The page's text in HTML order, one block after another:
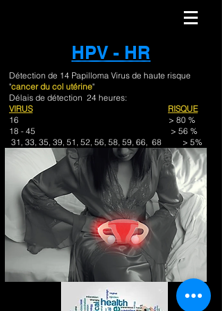
HPV - HR
Détection de 14 Papilloma Virus de haute risque
"cancer du col utérine"
Délais de détection 24 heures:
VIRUS
RISQUE
16 > 80 %
18 - 45 > 56 %
31, 33, 35, 39, 51, 52, 56, 58, 59, 66, 68 > 5%